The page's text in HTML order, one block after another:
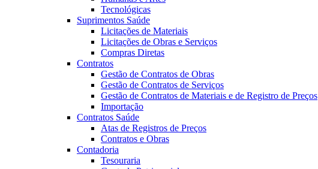
Tecnológicas
Suprimentos Saúde
Licitações de Materiais
Licitações de Obras e Serviços
Compras Diretas
Contratos
Gestão de Contratos de Obras
Gestão de Contratos de Serviços
Gestão de Contratos de Materiais e de Registro de Preços
Importação
Contratos Saúde
Atas de Registros de Preços
Contratos e Obras
Contadoria
Tesouraria